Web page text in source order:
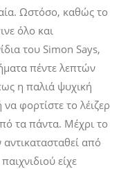
Ωστόσο, καθώς το
όλο και
του Simon Says,
πέντε λεπτών
η παλιά ψυχική
φορτίστε το λέιζερ
τα πάντα. Μέχρι το
αντικατασταθεί από
είχε